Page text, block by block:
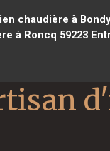
chaudière à
à Roncq 59223